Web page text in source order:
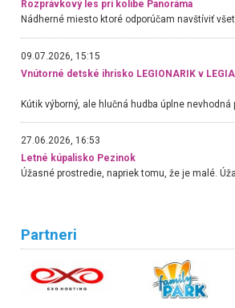
Rozprávkový les pri kolibe Panoráma
09.07.2026, 15:15
Vnútorné detské ihrisko LEGIONARIK v
27.06.2026, 16:53
Letné kúpalisko Pezinok
Partneri